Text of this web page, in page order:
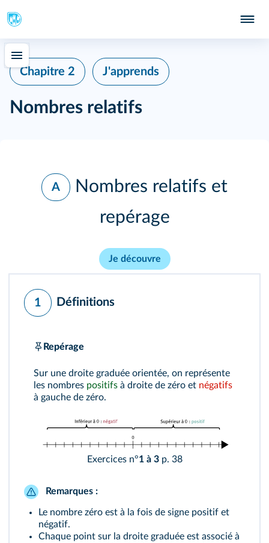
Chapitre 2 J'apprends
Nombres relatifs
A
Nombres relatifs et
repérage
Je découvre
1 Définitions
Repérage
Sur une droite graduée orientée, on représente
les nombres positifs à droite de zéro et négatifs
à gauche de zéro.
Exercices n°1 à 3p. 38
Remarques :
Le nombre zéro est à la fois de signe positif et
négatif.
Chaque point sur la droite graduée est associé à